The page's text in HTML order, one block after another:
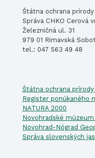
Štátna ochrana prírody
Správa CHKO Cerová
Železničná ul. 31
979 01 Rimavská
tel.: 047 563 49 48
Štátna ochrana prírody
Register ponúkaného
NATURA 2000
Novohradské múzeum
Novohrad-Nógrad
Správa slovenských